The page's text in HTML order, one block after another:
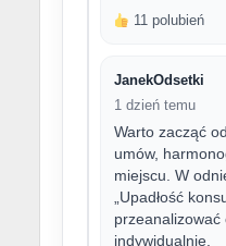
11 polubień
JanekOdsetki
1 dzień temu
Warto zacząć
umów,
miejscu. W
„Upadłość
przeanalizować
indywidualnie.